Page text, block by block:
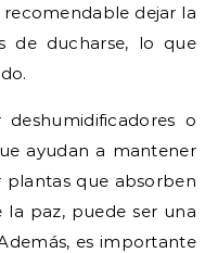
dejar la
de ducharse, lo que
o
ayudan a mantener
que absorben
paz, puede ser una
es importante